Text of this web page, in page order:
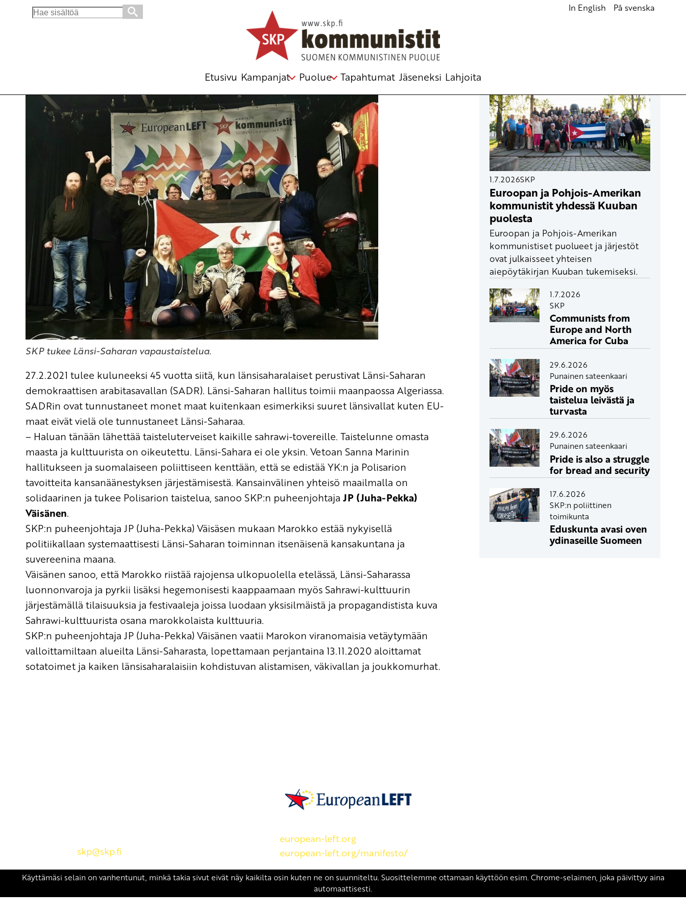
Search
In English På svenska
Etusivu Kampanjat Puolue Tapahtumat Jäseneksi Lahjoita
Polisario,SADR
SKP tukee Länsi-Saharan vapaustaistelua.
27.2.2021 tulee kuluneeksi 45 vuotta siitä, kun länsisaharalaiset perustivat Länsi-Saharan
demokraattisen arabitasavallan (SADR). Länsi-Saharan hallitus toimii maanpaossa Algeriassa.
SADRin ovat tunnustaneet monet maat kuitenkaan esimerkiksi suuret länsivallat kuten EU-
maat eivät vielä ole tunnustaneet Länsi-Saharaa.
– Haluan tänään lähettää taisteluterveiset kaikille sahrawi-tovereille. Taistelunne omasta
maasta ja kulttuurista on oikeutettu. Länsi-Sahara ei ole yksin. Vetoan Sanna Marinin
hallitukseen ja suomalaiseen poliittiseen kenttään, että se edistää YK:n ja Polisarion
tavoitteita kansanäänestyksen järjestämisestä. Kansainvälinen yhteisö maailmalla on
solidaarinen ja tukee Polisarion taistelua, sanoo SKP:n puheenjohtaja JP (Juha-Pekka)
Väisänen.
SKP:n puheenjohtaja JP (Juha-Pekka) Väisäsen mukaan Marokko estää nykyisellä
politiikallaan systemaattisesti Länsi-Saharan toiminnan itsenäisenä kansakuntana ja
suvereenina maana.
Väisänen sanoo, että Marokko riistää rajojensa ulkopuolella etelässä, Länsi-Saharassa
luonnonvaroja ja pyrkii lisäksi hegemonisesti kaappaamaan myösSahrawi-kulttuurin
järjestämällä tilaisuuksia ja festivaaleja joissa luodaan yksisilmäistä ja propagandistista kuva
Sahrawi-kulttuurista osana marokkolaista kulttuuria.
SKP:n puheenjohtaja JP (Juha-Pekka) Väisänen vaatii Marokon viranomaisia vetäytymään
valloittamiltaan alueilta Länsi-Saharasta, lopettamaan perjantaina 13.11.2020 aloittamat
sotatoimet ja kaiken länsisaharalaisiin kohdistuvan alistamisen, väkivallan ja joukkomurhat.
1.7.2026SKP
Euroopan ja Pohjois-Amerikan
kommunistit yhdessä Kuuban
puolesta
Euroopan ja Pohjois-Amerikan
kommunistiset puolueet ja järjestöt
ovat julkaisseet yhteisen
aiepöytäkirjan Kuuban tukemiseksi.
1.7.2026
SKP
Communists from
Europe and North
America for Cuba
29.6.2026
Punainen sateenkaari
Pride on myös
taistelua leivästä ja
turvasta
29.6.2026
Punainen sateenkaari
Pride is also a struggle
for bread and security
17.6.2026
SKP:n poliittinen
toimikunta
Eduskunta avasi oven
ydinaseille Suomeen
skp@skp.fi
european-left.org
european-left.org/manifesto/
Copyright 2026 © SKP Tietosuojaseloste